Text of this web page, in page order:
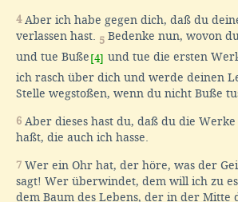
4Aber ich habe gegen dich, daß du
verlassen hast. 5 Bedenke nun, wovon
und tue Buße [4] und tue die ersten
ich rasch über dich und werde deinen
Stelle wegstoßen, wenn du nicht Buße
6 Aber dieses hast du, daß du die
haßt, die auch ich hasse.
7 Wer ein Ohr hat, der höre, was der
sagt! Wer überwindet, dem will ich zu
dem Baum des Lebens, der in der Mitte